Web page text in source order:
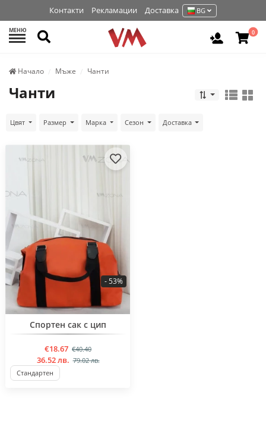
Контакти Рекламации Доставка BG
МЕНЮ Търси Вход /0
Начало Мъже Чанти
Чанти
Цвят Размер Марка Сезон Доставка
BESTSELLER
Спортен сак с цип
€18.67 €40.40
- 53%
36.52 лв. 79.02 лв.
Стандартен